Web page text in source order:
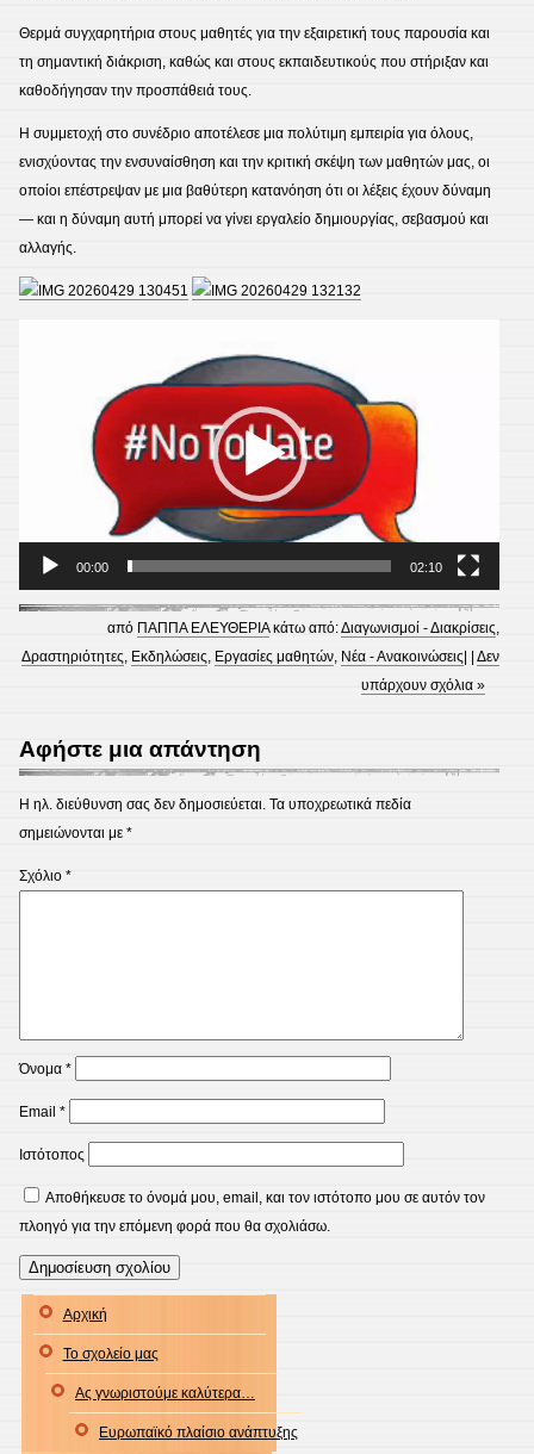
Θερμά συγχαρητήρια στους μαθητές για την εξαιρετική τους παρουσία και
τη σημαντική διάκριση, καθώς και στους εκπαιδευτικούς που στήριξαν και
καθοδήγησαν την προσπάθειά τους.
Η συμμετοχή στο συνέδριο αποτέλεσε μια πολύτιμη εμπειρία για όλους,
ενισχύοντας την ενσυναίσθηση και την κριτική σκέψη των μαθητών μας, οι
οποίοι επέστρεψαν με μια βαθύτερη κατανόηση ότι οι λέξεις έχουν δύναμη
— και η δύναμη αυτή μπορεί να γίνει εργαλείο δημιουργίας, σεβασμού και
αλλαγής.
00:00 02:10
από ΠΑΠΠΑ ΕΛΕΥΘΕΡΙΑκάτω από:Διαγωνισμοί - Διακρίσεις
Δραστηριότητες Εκδηλώσεις Εργασίες μαθητών Νέα - Ανακοινώσεις| |Δεν
υπάρχουν σχόλια »
Αφήστε μια απάντηση
Η ηλ. διεύθυνση σας δεν δημοσιεύεται. Τα υποχρεωτικά πεδία
σημειώνονται με *
Σχόλιο *
Όνομα *
Email *
Ιστότοπος
Αποθήκευσε το όνομά μου, email, και τον ιστότοπο μου σε αυτόν τον
πλοηγό για την επόμενη φορά που θα σχολιάσω.
Αρχική
Το σχολείο μας
Ας γνωριστούμε καλύτερα…
Ευρωπαϊκό πλαίσιο ανάπτυξης